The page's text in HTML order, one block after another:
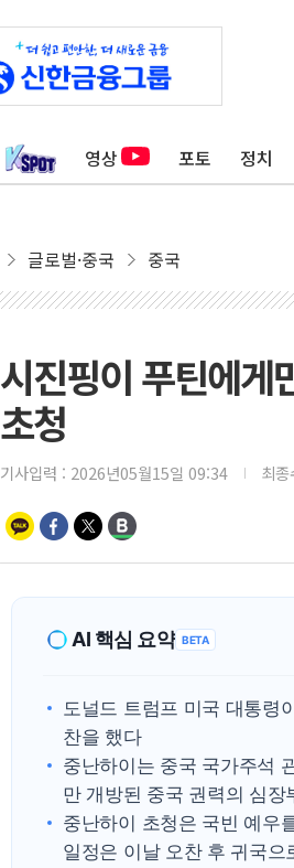
영상 포토 정치
글로벌·중국 중국
시진핑이 푸틴에게
초청
기사입력 : 2026년05월15일 09:34 최
AI 핵심 요약 BETA
도널드 트럼프 미국 대통령
찬을 했다
중난하이는 중국 국가주석
만 개방된 중국 권력의 심장
중난하이 초청은 국빈 예우
일정은 이날 오찬 후 귀국으